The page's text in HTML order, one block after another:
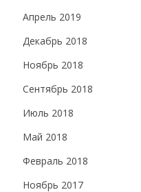
Апрель 2019
Декабрь 2018
Ноябрь 2018
Сентябрь 2018
Июль 2018
Май 2018
Февраль 2018
Ноябрь 2017